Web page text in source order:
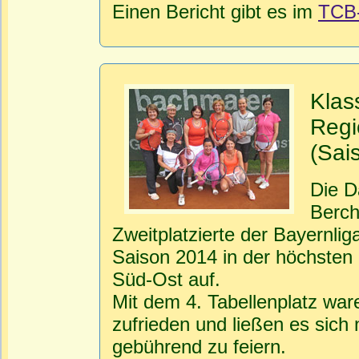
Einen Bericht gibt es im
Die
Zweitplatzierte der
Saison 2014 in der
Süd-Ost auf.
Mit dem 4. Tabellenplatz
zufrieden und ließen es sich
gebührend zu feiern.